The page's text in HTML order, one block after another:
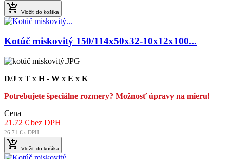
 Vložiť do košíka
Kotúč miskovitý 150/114x50x32-10x12x100...
D/J x T x H- W x E x K
Potrebujete špeciálne rozmery? Možnosť úpravy na mieru!
Cena
21.72 € bez DPH
26,71 € s DPH
 Vložiť do košíka